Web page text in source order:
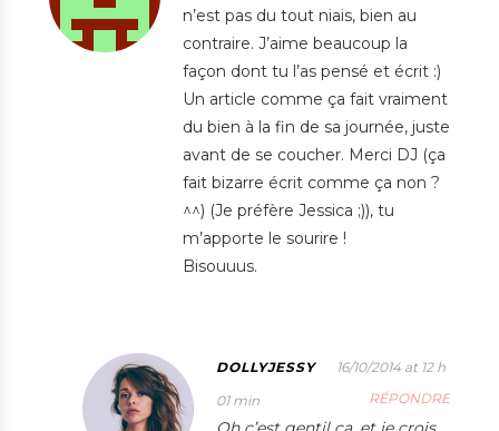
n’est pas du tout niais, bien au
contraire. J’aime beaucoup la
façon dont tu l’as pensé et écrit :)
Un article comme ça fait vraiment
du bien à la fin de sa journée, juste
avant de se coucher. Merci DJ (ça
fait bizarre écrit comme ça non ?
^^) (Je préfère Jessica ;)), tu
m’apporte le sourire !
Bisouuus.
DOLLYJESSY
16/10/2014 at 12 h
01 min
RÉPONDRE